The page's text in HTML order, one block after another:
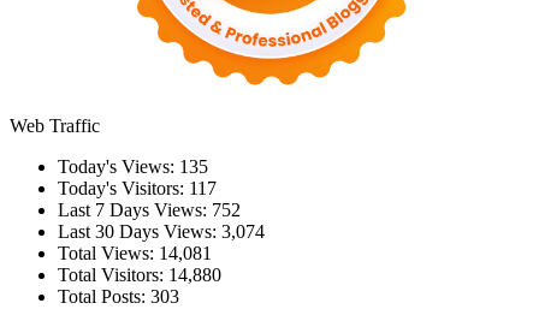
Web Traffic
Today's Views: 135
Today's Visitors: 117
Last 7 Days Views: 752
Last 30 Days Views: 3,074
Total Views: 14,081
Total Visitors: 14,880
Total Posts: 303